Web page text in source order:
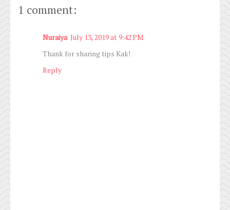
1 comment:
Nuraiya July 13, 2019 at 9:42 PM
Thank for sharing tips Kak!
Reply